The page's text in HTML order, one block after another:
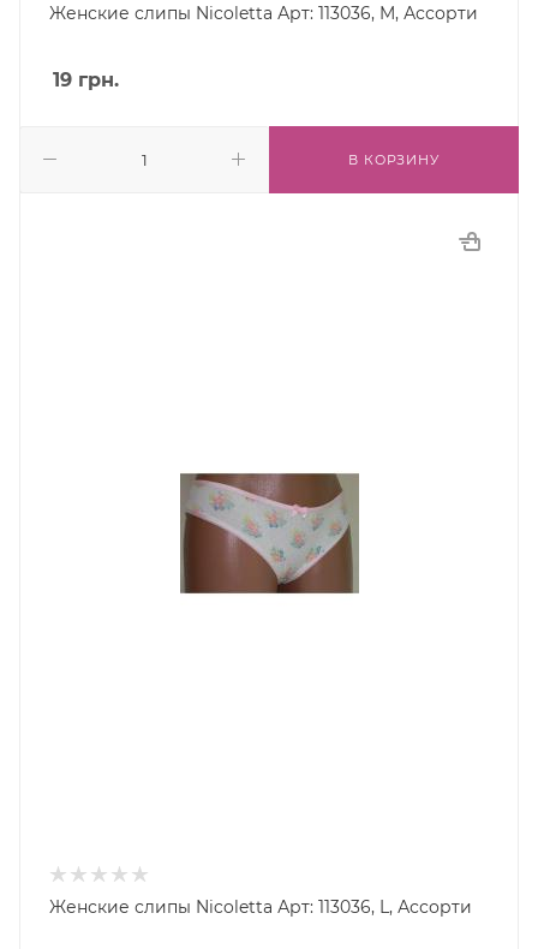
Женские слипы Nicoletta Арт: 113036, M, Ассорти
19 грн.
В КОРЗИНУ
Женские слипы Nicoletta Арт: 113036, L, Ассорти